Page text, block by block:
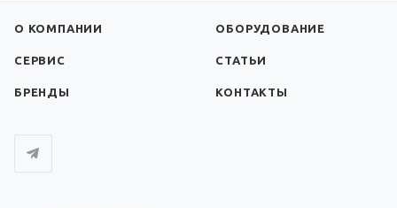
О КОМПАНИИ ОБОРУДОВАНИЕ
СЕРВИС СТАТЬИ
БРЕНДЫ КОНТАКТЫ